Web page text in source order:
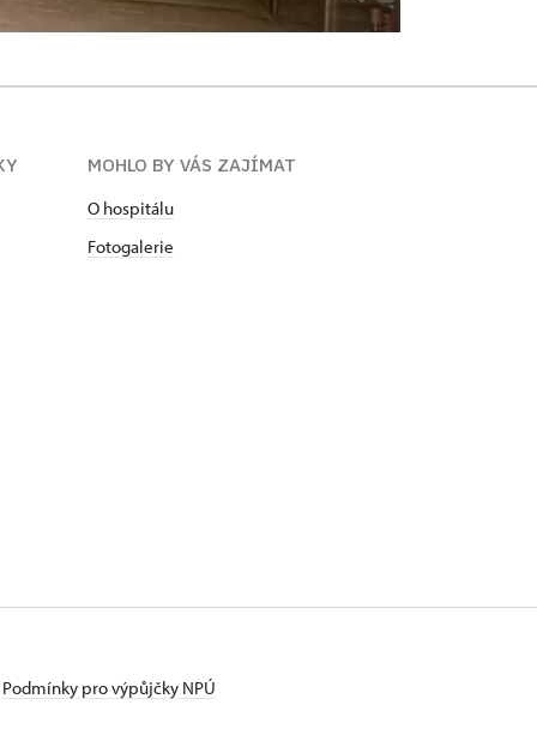
MOHLO BY VÁS ZAJÍMAT
O hospitálu
Fotogalerie
Podmínky pro výpůjčky NPÚ